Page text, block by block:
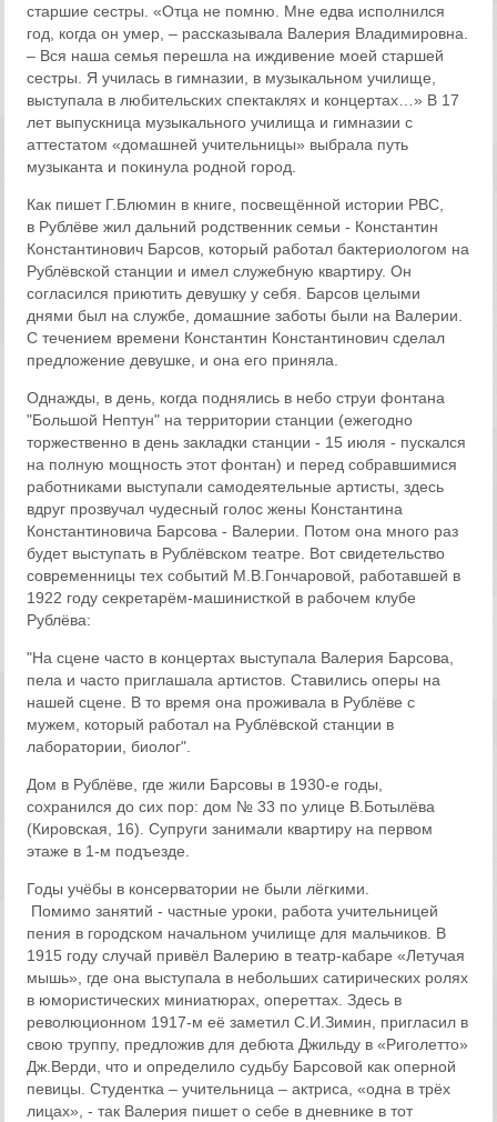
старшие сестры. «Отца не помню. Мне едва исполнился
год, когда он умер, – рассказывала Валерия Владимировна.
– Вся наша семья перешла на иждивение моей старшей
сестры. Я училась в гимназии, в музыкальном училище,
выступала в любительских спектаклях и концертах…» В 17
лет выпускница музыкального училища и гимназии с
аттестатом «домашней учительницы» выбрала путь
музыканта и покинула родной город.
Как пишет Г.Блюмин в книге, посвещённой истории РВС,
в Рублёве жил дальний родственник семьи - Константин
Константинович Барсов, который работал бактериологом на
Рублёвской станции и имел служебную квартиру. Он
согласился приютить девушку у себя. Барсов целыми
днями был на службе, домашние заботы были на Валерии.
С течением времени Константин Константинович сделал
предложение девушке, и она его приняла.
Однажды, в день, когда поднялись в небо струи фонтана
"Большой Нептун" на территории станции (ежегодно
торжественно в день закладки станции - 15 июля - пускался
на полную мощность этот фонтан) и перед собравшимися
работниками выступали самодеятельные артисты, здесь
вдруг прозвучал чудесный голос жены Константина
Константиновича Барсова - Валерии. Потом она много раз
будет выступать в Рублёвском театре. Вот свидетельство
современницы тех событий М.В.Гончаровой, работавшей в
1922 году секретарём-машинисткой в рабочем клубе
Рублёва:
"На сцене часто в концертах выступала Валерия Барсова,
пела и часто приглашала артистов. Ставились оперы на
нашей сцене. В то время она проживала в Рублёве с
мужем, который работал на Рублёвской станции в
лаборатории, биолог".
Дом в Рублёве, где жили Барсовы в 1930-е годы,
сохранился до сих пор: дом № 33 по улице В.Ботылёва
(Кировская, 16). Супруги занимали квартиру на первом
этаже в 1-м подъезде.
Годы учёбы в консерватории не были лёгкими.
Помимо занятий - частные уроки, работа учительницей
пения в городском начальном училище для мальчиков. В
1915 году случай привёл Валерию в театр-кабаре «Летучая
мышь», где она выступала в небольших сатирических ролях
в юмористических миниатюрах, опереттах. Здесь в
революционном 1917-м её заметил С.И.Зимин, пригласил в
свою труппу, предложив для дебюта Джильду в «Риголетто»
Дж.Верди, что и определило судьбу Барсовой как оперной
певицы. Студентка – учительница – актриса, «одна в трёх
лицах», - так Валерия пишет о себе в дневнике в тот